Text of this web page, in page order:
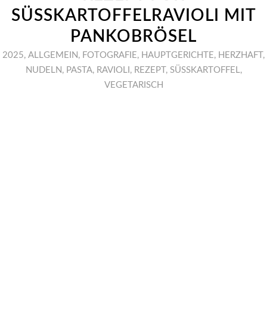
SÜSSKARTOFFELRAVIOLI MIT P
ANKOBRÖSEL
2025, ALLGEMEIN , FOTOGRAFIE, HAUPTGERICHTE, HERZHAFT ,
NUDELN , PASTA, RAVIOLI , REZEPT , SÜSSKARTOFFEL ,
VEGETARISCH